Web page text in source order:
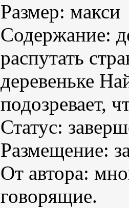
Размер: макси
Содержание:
распутать
деревеньке
подозревает,
Статус:
Размещение:
От автора:
говорящие.